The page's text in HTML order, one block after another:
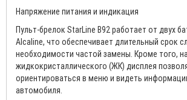
Напряжение питания и индикация
Пульт-брелок StarLine B92 работает от двух
Alcaline, что обеспечивает длительный срок
необходимости частой замены. Кроме того,
жидкокристаллического (ЖК) дисплея
ориентироваться в меню и видеть
автомобиля.